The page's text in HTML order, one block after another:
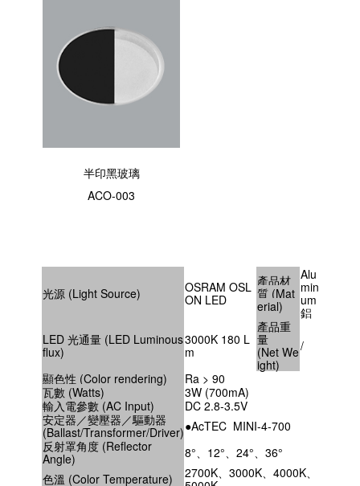
半印黑玻璃
ACO-003
光源 (Light Source)
OSRAM OSL
ON LED
產品材
質 (Mat
erial)
Alu
min
um
鋁
LED 光通量 (LED Luminous
flux)
3000K 180 L
m
產品重
量
(Net We
ight)
/
顯色性 (Color rendering)
Ra > 90
瓦數 (Watts)
3W (700mA)
輸入電參數 (AC Input)
DC 2.8-3.5V
安定器／變壓器／驅動器
(Ballast/Transformer/Driver)●AcTEC MINI-4-700
反射罩角度 (Reflector
Angle)
8°、12°、24°、36°
色溫 (Color Temperature)
2700K、3000K、4000K、